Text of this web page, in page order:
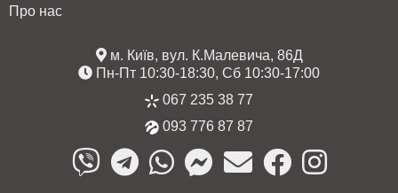
Про нас
м. Київ, вул. К.Малевича, 86Д
Пн-Пт 10:30-18:30, Сб 10:30-17:00
067 235 38 77
093 776 87 87